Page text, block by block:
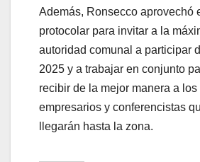
Además, Ronsecco aprovechó
protocolar para invitar a la
autoridad comunal a participar
2025 y a trabajar en conjunto
recibir de la mejor manera a
empresarios y conferencistas
llegarán hasta la zona.